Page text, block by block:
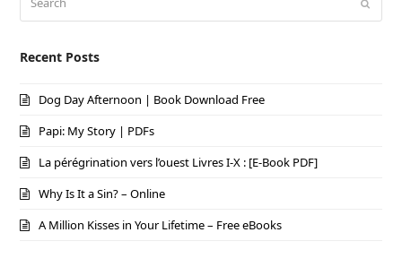
Recent Posts
Dog Day Afternoon | Book Download Free
Papi: My Story | PDFs
La pérégrination vers l’ouest Livres I-X : [E-Book PDF]
Why Is It a Sin? – Online
A Million Kisses in Your Lifetime – Free eBooks